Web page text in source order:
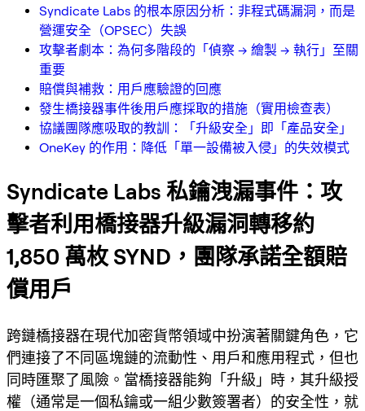
Syndicate Labs 的根本原因分析：非程式碼漏洞，而是
營運安全（OPSEC）失誤
攻擊者劇本：為何多階段的「偵察 → 繪製 → 執行」至關
重要
賠償與補救：用戶應驗證的回應
發生橋接器事件後用戶應採取的措施（實用檢查表）
協議團隊應吸取的教訓：「升級安全」即「產品安全」
OneKey 的作用：降低「單一設備被入侵」的失效模式
Syndicate Labs 私鑰洩漏事件：攻
擊者利用橋接器升級漏洞轉移約
1,850 萬枚 SYND，團隊承諾全額賠
償用戶
跨鏈橋接器在現代加密貨幣領域中扮演著關鍵角色，它
們連接了不同區塊鏈的流動性、用戶和應用程式，但也
同時匯聚了風險。當橋接器能夠「升級」時，其升級授
權（通常是一個私鑰或一組少數簽署者）的安全性，就